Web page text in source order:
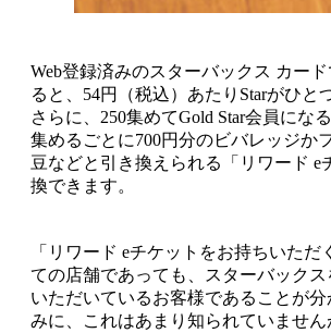
Web登録済みのスターバックス カー
ると、54円（税込）あたりStarがひと
さらに、250集めてGold Star会員にな
集めるごとに700円分のビバレッジか
豆などと引き換えられる「リワード e
換できます。
「リワード eチケットをお持ちいただ
ての店舗であっても、スターバックス
いただいているお客様であることが
みに、これはあまり知られていません